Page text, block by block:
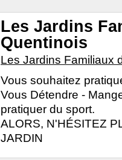
Les Jardins
Quentinois
Les Jardins Familiaux
Vous souhaitez
Vous Détendre -
pratiquer du sport.
ALORS, N'HÉSITEZ
JARDIN